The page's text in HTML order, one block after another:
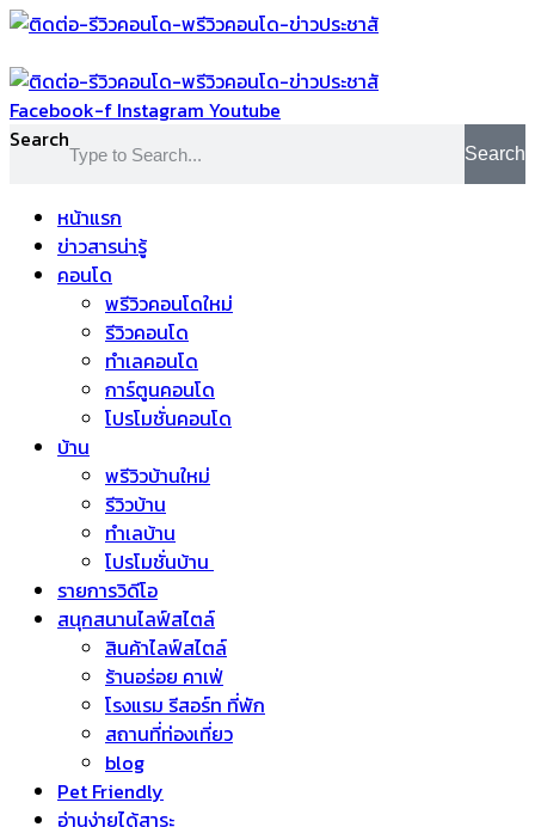
Skip
content
Facebook-f Instagram Youtube
Search
Search
หน้าแรก
ข่าวสารน่ารู้
คอนโด
พรีวิวคอนโดใหม่
รีวิวคอนโด
ทำเลคอนโด
การ์ตูนคอนโด
โปรโมชั่นคอนโด
บ้าน
พรีวิวบ้านใหม่
รีวิวบ้าน
ทำเลบ้าน
โปรโมชั่นบ้าน
รายการวิดีโอ
สนุกสนานไลฟ์สไตล์
สินค้าไลฟ์สไตล์
ร้านอร่อย คาเฟ่
โรงแรม รีสอร์ท ที่พัก
สถานที่ท่องเที่ยว
blog
Pet Friendly
อ่านง่ายได้สาระ